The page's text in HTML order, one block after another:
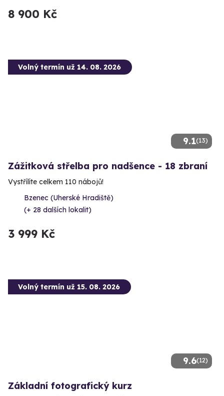
8 900 Kč
9.1(13)
Volný termín už 14. 08. 2026
Zážitková střelba pro nadšence - 18 zbraní
Vystřílíte celkem 110 nábojů!
Bzenec (Uherské Hradiště)
(+ 28 dalších lokalit)
3 999 Kč
9.6(12)
Volný termín už 15. 08. 2026
Základní fotografický kurz